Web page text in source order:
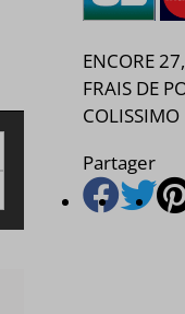
ENCORE
FRAIS DE
COLISSIMO
Partager